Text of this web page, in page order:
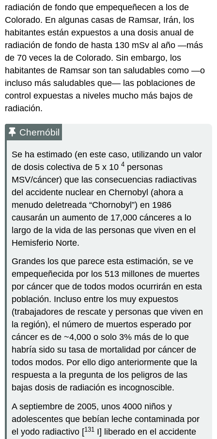
radiación de fondo que empequeñecen a los de
Colorado. En algunas casas de Ramsar, Irán, los
habitantes están expuestos a una dosis anual de
radiación de fondo de hasta 130 mSv al año —más
de 70 veces la de Colorado. Sin embargo, los
habitantes de Ramsar son tan saludables como —o
incluso más saludables que— las poblaciones de
control expuestas a niveles mucho más bajos de
radiación.
Chernóbil
Se ha estimado (en este caso, utilizando un valor
de dosis colectiva de 5 x 104 personas
MSV/cáncer) que las consecuencias radiactivas
del accidente nuclear en Chernobyl (ahora a
menudo deletreada “Chornobyl”) en 1986
causarán un aumento de 17,000 cánceres a lo
largo de la vida de las personas que viven en el
Hemisferio Norte.
Grandes los que parece esta estimación, se ve
empequeñecida por los 513 millones de muertes
por cáncer que de todos modos ocurrirán en esta
población. Incluso entre los muy expuestos
(trabajadores de rescate y personas que viven en
la región), el número de muertos esperado por
cáncer es de ~4,000 o solo 3% más de lo que
habría sido su tasa de mortalidad por cáncer de
todos modos. Por ello digo anteriormente que la
respuesta a la pregunta de los peligros de las
bajas dosis de radiación es incognoscible.
A septiembre de 2005, unos 4000 niños y
adolescentes que bebían leche contaminada por
el yodo radiactivo [131 I] liberado en el accidente